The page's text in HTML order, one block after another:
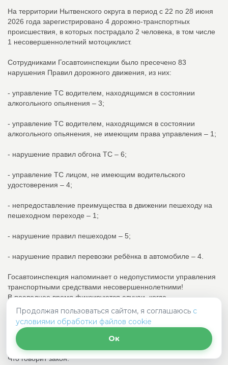
На территории Нытвенского округа в период с 22 по 28 июня
2026 года зарегистрировано 4 дорожно-транспортных
происшествия, в которых пострадало 2 человека, в том числе
1 несовершеннолетний мотоциклист.
Сотрудниками Госавтоинспекции было пресечено 83
нарушения Правил дорожного движения, из них:
- управление ТС водителем, находящимся в состоянии
алкогольного опьянения – 3;
- управление ТС водителем, находящимся в состоянии
алкогольного опьянения, не имеющим права управления – 1;
- нарушение правил обгона ТС – 6;
- управление ТС лицом, не имеющим водительского
удостоверения – 4;
- непредоставление преимущества в движении пешеходу на
пешеходном переходе – 1;
- нарушение правил пешеходом – 5;
- нарушение правил перевозки ребёнка в автомобиле – 4.
Госавтоинспекция напоминает о недопустимости управления
транспортными средствами несовершеннолетними!
В последнее время фиксируются случаи, когда
несовершеннолетние садятся за руль транспортных средств
— и это не просто нарушение ПДД, а прямая угроза жизни и
здоровью самого подростка, других водителей, пассажиров и
пешеходов.
Что говорит закон:
Продолжая пользоваться сайтом, я соглашаюсь с
условиями обработки файлов cookie
Ок